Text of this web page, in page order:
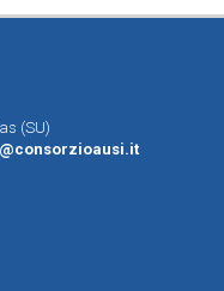
(SU)